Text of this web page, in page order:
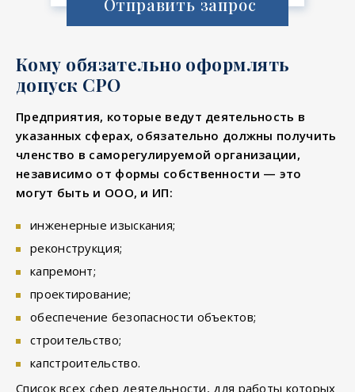
Отправить запрос
Кому обязательно оформлять
допуск СРО
Предприятия, которые ведут деятельность в
указанных сферах, обязательно должны получить
членство в саморегулируемой организации,
независимо от формы собственности — это
могут быть и ООО, и ИП:
инженерные изыскания;
реконструкция;
капремонт;
проектирование;
обеспечение безопасности объектов;
строительство;
капстроительство.
Список всех сфер деятельности, для работы которых